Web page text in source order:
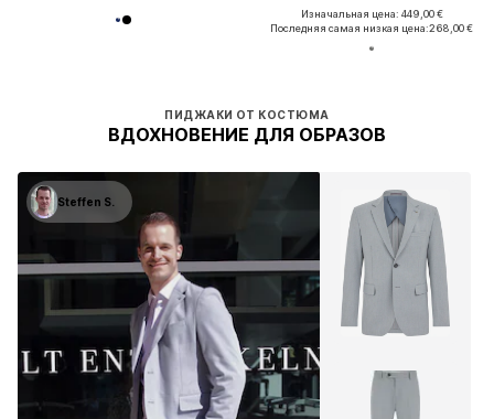
Изначальная цена: 449,00 €
Последняя самая низкая цена:268,00 €
ПИДЖАКИ ОТ КОСТЮМА
ВДОХНОВЕНИЕ ДЛЯ ОБРАЗОВ
Steffen S.